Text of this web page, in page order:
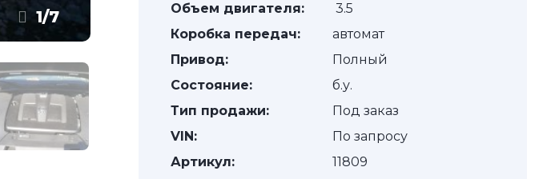
1/7
Объем двигателя:
3.5
Коробка передач:
автомат
Привод:
Полный
Состояние:
б.у.
Тип продажи:
Под заказ
VIN:
По запросу
Артикул:
11809